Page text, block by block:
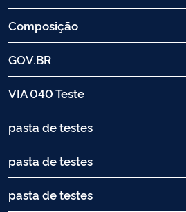
Composição
GOV.BR
VIA 040 Teste
pasta de testes
pasta de testes
pasta de testes